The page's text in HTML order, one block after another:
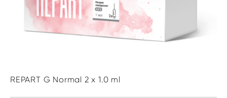
REPART G Normal 2 x 1.0 ml